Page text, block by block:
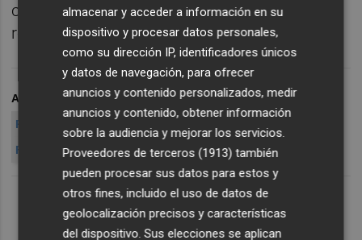
ciudadanía ha dejado patente que ya no les
representa".
ARCHIVADO EN ELECCIONES EUROPEAS EUROPEAS
PPCV
FABRA
PUIG UPYD AL
almacenar y acceder a información en su
dispositivo y procesar datos personales,
como su dirección IP, identificadores únicos
y datos de navegación, para ofrecer
anuncios y contenido personalizados, medir
anuncios y contenido, obtener información
sobre la audiencia y mejorar los servicios.
Proveedores de terceros (1913) también
pueden procesar sus datos para estos y
otros fines, incluido el uso de datos de
geolocalización precisos y características
del dispositivo. Sus elecciones se aplican